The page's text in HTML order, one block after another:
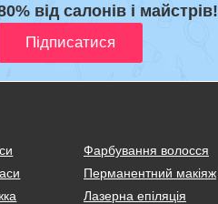
від салонів і майстрів!
Фарбування волосся
Перманентний макіяж
Лазерна епіляція